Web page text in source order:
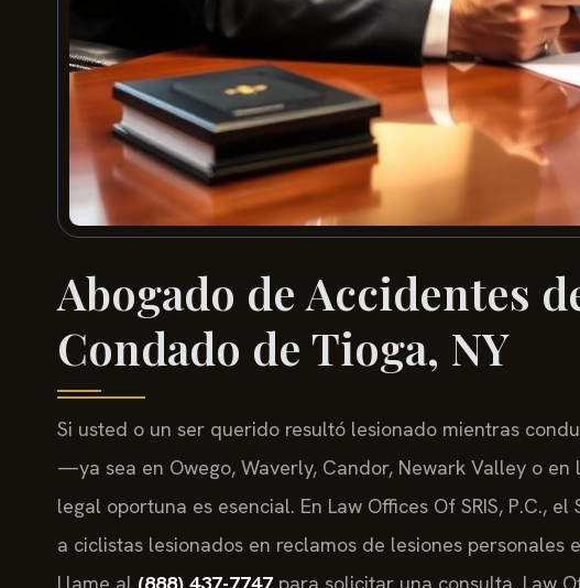
Abogado de Accidentes
Condado de Tioga, NY
Si usted o un ser querido resultó lesionado mientras
—ya sea en Owego, Waverly, Candor, Newark Valley o
legal oportuna es esencial. En Law Offices Of SRIS, P.C.,
a ciclistas lesionados en reclamos de lesiones personales